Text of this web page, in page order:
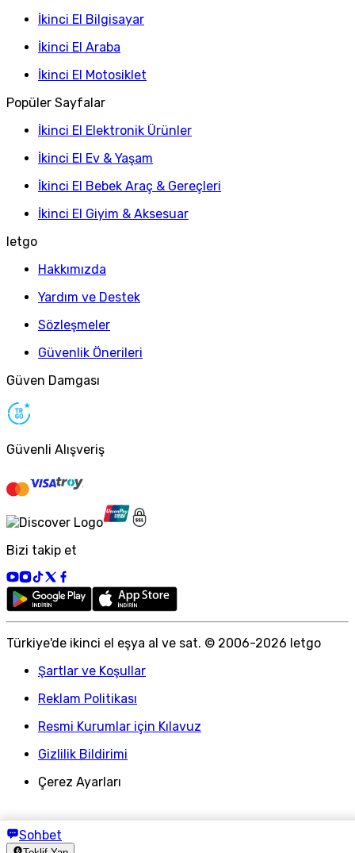
Sohbet
İkinci El Bilgisayar
İkinci El Araba
İkinci El Motosiklet
Popüler Sayfalar
İkinci El Elektronik Ürünler
İkinci El Ev & Yaşam
İkinci El Bebek Araç & Gereçleri
İkinci El Giyim & Aksesuar
letgo
Hakkımızda
Yardım ve Destek
Sözleşmeler
Güvenlik Önerileri
Güven Damgası
Güvenli Alışveriş
Bizi takip et
Türkiye'de ikinci el eşya al ve sat. © 2006-2026 letgo
Şartlar ve Koşullar
Reklam Politikası
Resmi Kurumlar için Kılavuz
Gizlilik Bildirimi
Çerez Ayarları